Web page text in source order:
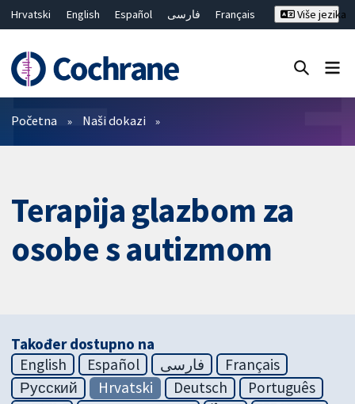
Hrvatski English Español فارسی
Français
繁體中文
简体中文
Više jezika
Prečistači
Početna Naši dokazi
Terapija glazbom za
osobe s autizmom
Također dostupno na
English
Español فارسی
Français
Русский
Hrvatski Deutsch
Português